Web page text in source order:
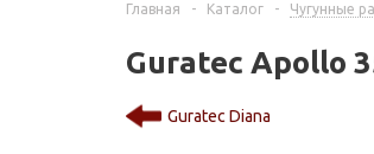
Главная - Каталог - Чугунные
Guratec Apollo
Guratec Diana